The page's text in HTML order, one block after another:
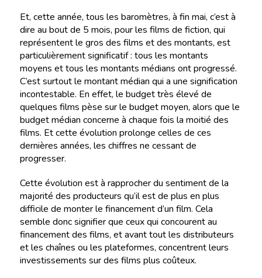
Et, cette année, tous les baromètres, à fin mai, c’est à
dire au bout de 5 mois, pour les films de fiction, qui
représentent le gros des films et des montants, est
particulièrement significatif : tous les montants
moyens et tous les montants médians ont progressé.
C’est surtout le montant médian qui a une signification
incontestable. En effet, le budget très élevé de
quelques films pèse sur le budget moyen, alors que le
budget médian concerne à chaque fois la moitié des
films. Et cette évolution prolonge celles de ces
dernières années, les chiffres ne cessant de
progresser.
Cette évolution est à rapprocher du sentiment de la
majorité des producteurs qu’il est de plus en plus
difficile de monter le financement d’un film. Cela
semble donc signifier que ceux qui concourent au
financement des films, et avant tout les distributeurs
et les chaînes ou les plateformes, concentrent leurs
investissements sur des films plus coûteux.